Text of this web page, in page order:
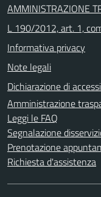
AMMINISTRAZIONE
L 190/2012, art. 1,
Informativa privacy
Note legali
Dichiarazione di
Amministrazione
Leggi le FAQ
Segnalazione
Prenotazione
Richiesta d'assistenza